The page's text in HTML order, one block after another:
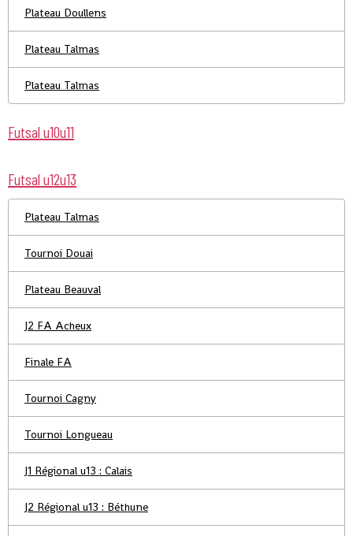
Plateau Doullens
Plateau Talmas
Plateau Talmas
Futsal u10u11
Futsal u12u13
Plateau Talmas
Tournoi Douai
Plateau Beauval
J2 FA Acheux
Finale FA
Tournoi Cagny
Tournoi Longueau
J1 Régional u13 : Calais
J2 Régional u13 : Béthune